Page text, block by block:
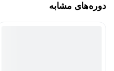
دوره‌های مشابه